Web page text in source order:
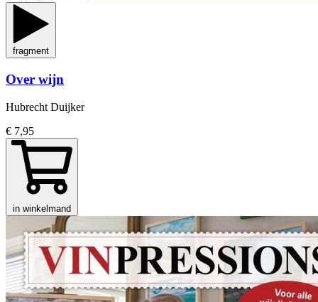
fragment
Over wijn
Hubrecht Duijker
€ 7,95
in winkelmand